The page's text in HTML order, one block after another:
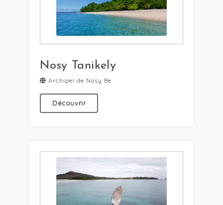
Nosy Tanikely
Archipel de Nosy Be
Découvrir